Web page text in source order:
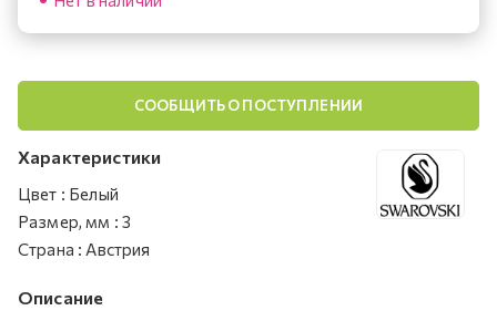
СООБЩИТЬ О ПОСТУПЛЕНИИ
Характеристики
Цвет : Белый
Размер, мм : 3
Страна : Австрия
Описание